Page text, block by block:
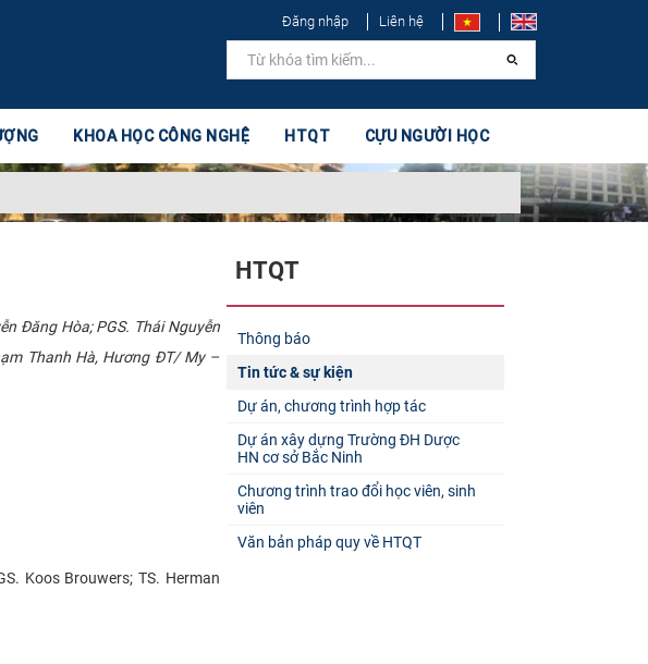
Đăng nhập Liên hệ
KHOA HỌC CÔNG NGHỆ HTQT CỰU NGƯỜI HỌC
Đăng Hòa; PGS. Thái Nguyễn
Thanh Hà, Hương ĐT/ My –
Koos Brouwers; TS. Herman
HTQT
Thông báo
Tin tức & sự kiện
Dự án, chương trình hợp tác
Dự án xây dựng Trường ĐH Dược
HN cơ sở Bắc Ninh
Chương trình trao đổi học viên, sinh
viên
Văn bản pháp quy về HTQT